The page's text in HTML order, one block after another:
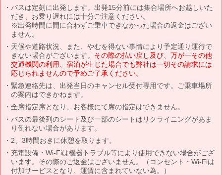
バスは定刻に出発します。出発15分前には集合場所へお越しいた
だき、お乗り遅れには十分ご注意ください。
※出発時間に間に合わずご乗車できなかった場合の返金はござい
ません。
天候や道路状況、また、やむを得ない事情により予定通り運行で
きない場合がございます。 その際の払い戻し及び、万が一その他
交通機関の利用、宿泊が生じた場合でも弊社は一切その請求には
応じられませんので予めご了承ください。
緊急連絡先は、出発当日のキャンセル受付専用です。ご乗車場所
の案内はできかねます。
全席指定席となり、お客様にて席の指定はできません。
バスの最後列のシート及び一部のシートはリクライニングがあま
り倒れない場合があります。
2、3時間おきに休憩を取ります。
充電設備・Wi-Fiは機器トラブル等により使用できない場合がござ
います。その際のご返金はございません。（コンセント・Wi-Fiは
付加サービスとなり、運賃に含まれていない為。）